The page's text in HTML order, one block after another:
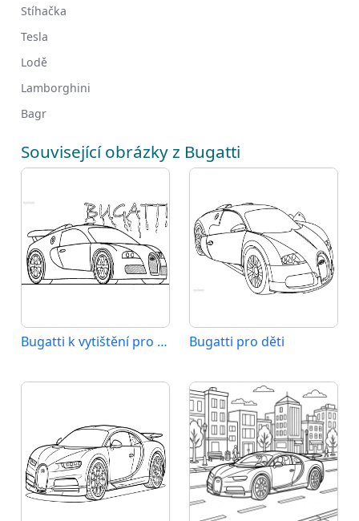
Stíhačka
Tesla
Lodě
Lamborghini
Bagr
Související obrázky z Bugatti
Bugatti k vytištění pro děti Bugatti pro děti